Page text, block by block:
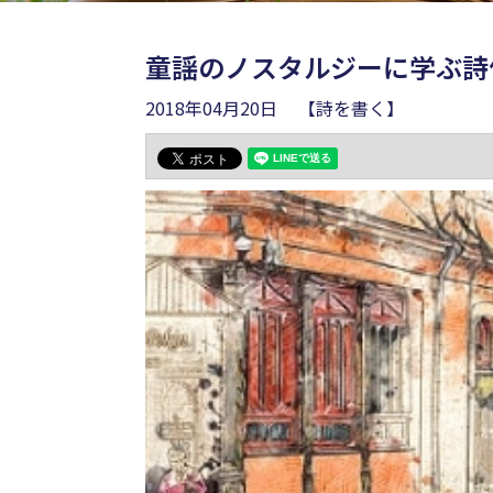
童謡のノスタルジーに学ぶ
2018年04月20日 【詩を書く】